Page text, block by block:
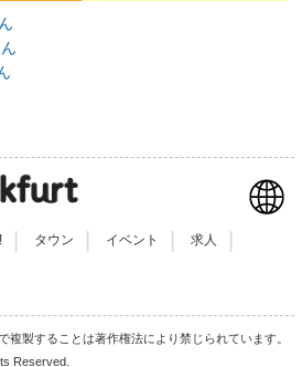
タウン イベント 求人
複製することは著作権法により禁じられています。
Reserved.